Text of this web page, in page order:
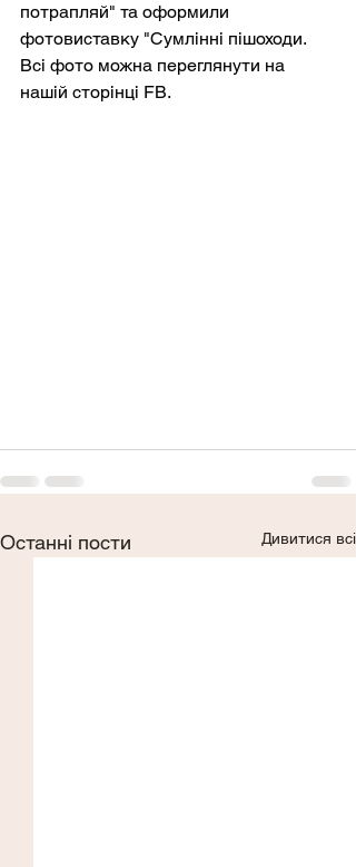
потрапляй" та оформили
фотовиставку "Сумлінні пішоходи.
Всі фото можна переглянути на
нашій сторінці FB.
Останні пости Дивитися всі